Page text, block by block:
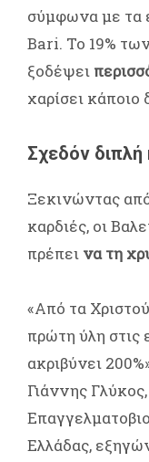
σύμφωνα με τα
Bari. Το 19%
ξοδέψει
χαρίσει κάποιο
Σχεδόν διπλή
Ξεκινώντας
καρδιές, οι
πρέπει να τη
«Από τα
πρώτη ύλη στις
ακριβύνει
Γιάννης
Ελλάδας,